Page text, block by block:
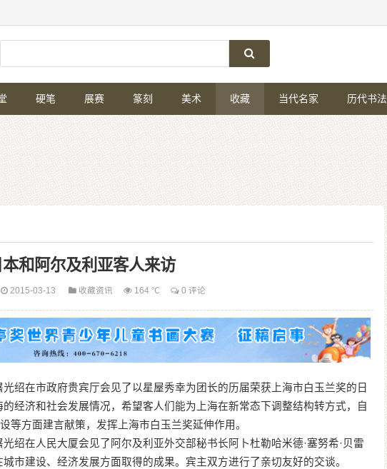
硬笔 展赛 篆刻 美术 收藏 当代名家 历代书法
绍在市政府贵宾厅会见了以星屋秀幸为团长的历届荣获上海市白玉兰奖的日
经济和社会发展情况，希望客人们能为上海在新常态下调整结构转方式，自
人民大厦会见了阿尔及利亚外交部秘书长阿卜杜勒哈米德·塞努希·贝雷
市建设、经济发展方面取得的成果。宾主双方进行了亲切友好的交谈。